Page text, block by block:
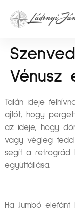
Vénusz
Talán ideje
ajtót, hogy
az ideje, hogy
vagy végleg
segít a retrográd
együttállása.
Ha Jumbó elefánt